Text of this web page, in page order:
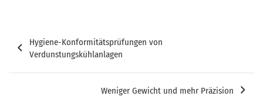
Hygiene-Konformitätsprüfungen von
Verdunstungskühlanlagen
Weniger Gewicht und mehr Präzision